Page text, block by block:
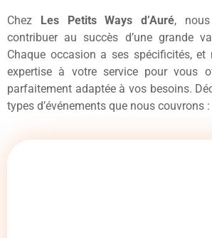
Chez Les Petits Ways d’Auré,
contribuer au succès d’une grande
Chaque occasion a ses spécificités,
expertise à votre service pour vous
parfaitement adaptée à vos besoins.
types d’événements que nous couvrons :